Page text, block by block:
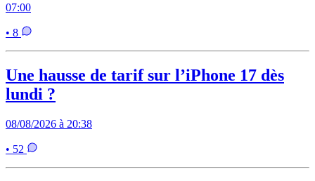
07:00
• 8
Une hausse de tarif sur l’iPhone 17 dès
lundi ?
08/08/2026 à 20:38
• 52